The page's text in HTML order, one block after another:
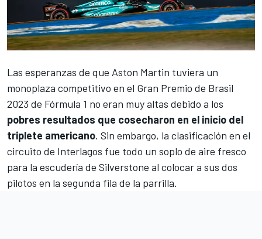
Las esperanzas de que Aston Martin tuviera un
monoplaza competitivo en el Gran Premio de Brasil
2023 de Fórmula 1 no eran muy altas debido a los
pobres resultados que cosecharon en el inicio del
triplete americano. Sin embargo, la clasificación en el
circuito de Interlagos fue todo un soplo de aire fresco
para la escudería de Silverstone al colocar a sus dos
pilotos en la segunda fila de la parrilla.